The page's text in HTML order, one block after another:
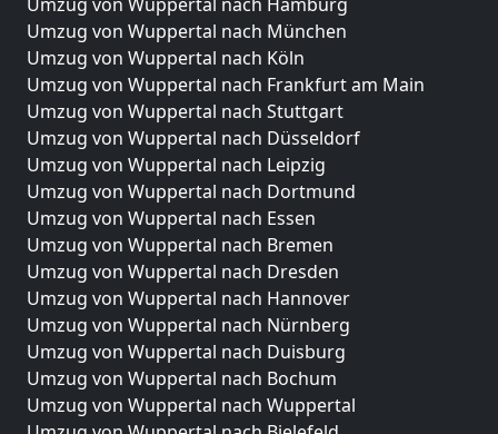
Umzug von Wuppertal nach München
Umzug von Wuppertal nach Köln
Umzug von Wuppertal nach Frankfurt am Main
Umzug von Wuppertal nach Stuttgart
Umzug von Wuppertal nach Düsseldorf
Umzug von Wuppertal nach Leipzig
Umzug von Wuppertal nach Dortmund
Umzug von Wuppertal nach Essen
Umzug von Wuppertal nach Bremen
Umzug von Wuppertal nach Dresden
Umzug von Wuppertal nach Hannover
Umzug von Wuppertal nach Nürnberg
Umzug von Wuppertal nach Duisburg
Umzug von Wuppertal nach Bochum
Umzug von Wuppertal nach Wuppertal